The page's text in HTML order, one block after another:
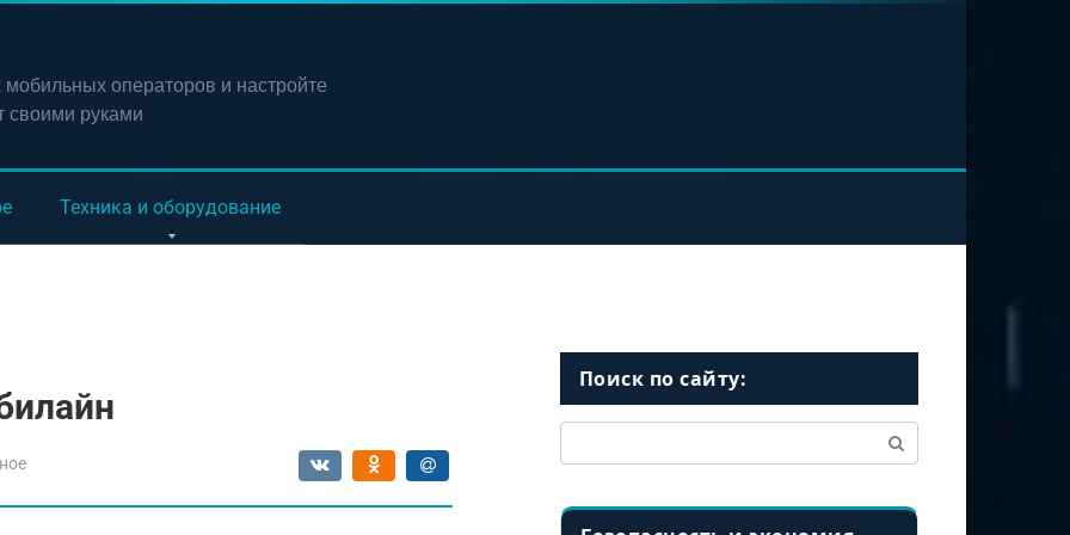
мобильных операторов и настройте
своими руками
Техника и оборудование
Поиск по сайту: